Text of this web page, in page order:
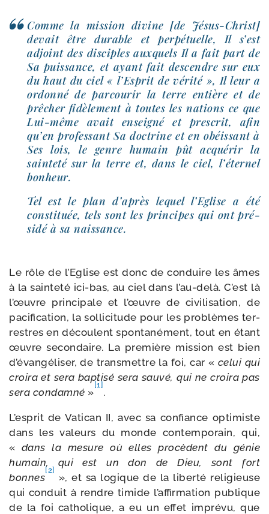
Comme la mis­sion divine [de Jésus-​Christ]
devait être durable et per­pé­tuelle, Il s’est
adjoint des dis­ciples aux­quels Il a fait part de
Sa puis­sance, et ayant fait des­cendre sur eux
du haut du ciel « l’Esprit de véri­té », Il leur a
ordon­né de par­cou­rir la terre entière et de
prê­cher fidè­le­ment à toutes les nations ce que
Lui-​même avait ensei­gné et pres­crit, afin
qu’en pro­fes­sant Sa doc­trine et en obéis­sant à
Ses lois, le genre humain pût acqué­rir la
sain­te­té sur la terre et, dans le ciel, l’éternel
bonheur.
Tel est le plan d’après lequel l’Eglise a été
consti­tuée, tels sont les prin­cipes qui ont pré­
si­dé à sa naissance.
Le rôle de l’Eglise est donc de conduire les âmes
à la sain­te­té ici-​bas, au ciel dans l’au-delà. C’est là
l’œuvre prin­ci­pale et l’œuvre de civi­li­sa­tion, de
paci­fi­ca­tion, la sol­li­ci­tude pour les pro­blèmes ter­
restres en découlent spon­ta­né­ment, tout en étant
œuvre secon­daire. La pre­mière mis­sion est bien
d’évangéliser, de trans­mettre la foi, car « celui qui
croi­ra et sera bap­ti­sé sera sau­vé, qui ne croi­ra pas
sera condam­né »
[1]
.
L’esprit de Vatican II, avec sa confiance opti­miste
dans les valeurs du monde contem­po­rain, qui,
« dans la mesure où elles pro­cèdent du génie
humain, qui est un don de Dieu, sont fort
bonnes
[2]
», et sa logique de la liber­té reli­gieuse
qui conduit à rendre timide l’affirmation publique
de la foi catho­lique, a eu un effet impré­vu, que